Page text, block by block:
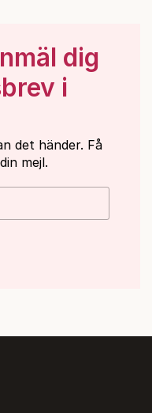
dig
i
det händer. Få
mejl.